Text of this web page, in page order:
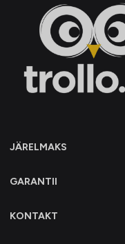
JÄRELMAKS
GARANTII
KONTAKT